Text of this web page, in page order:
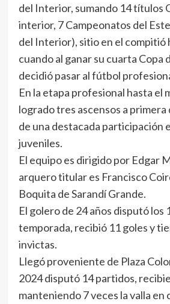
del Interior, sumando 14 títulos
interior, 7 Campeonatos del
del Interior), sitio en el compitió
cuando al ganar su cuarta Copa
decidió pasar al fútbol
En la etapa profesional hasta el
logrado tres ascensos a primera
de una destacada participación
juveniles.
El equipo es dirigido por Edgar
arquero titular es Francisco
Boquita de Sarandí Grande.
El golero de 24 años disputó los
temporada, recibió 11 goles y
invictas.
Llegó proveniente de Plaza
2024 disputó 14 partidos,
manteniendo 7 veces la valla en